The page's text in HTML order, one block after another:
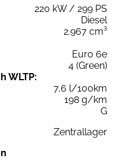
220 kW / 299 PS
Diesel
2.967 cm³
Euro 6e
4 (Green)
WLTP:
7,6 l/100km
198 g/km
G
Zentrallager